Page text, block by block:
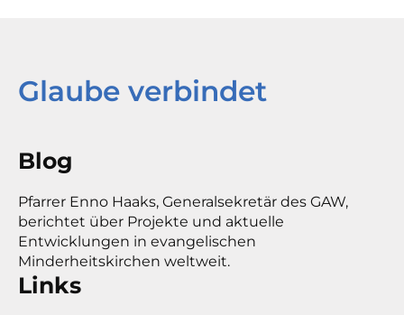
Glaube verbindet
Blog
Pfarrer Enno Haaks, Generalsekretär des GAW,
berichtet über Projekte und aktuelle
Entwicklungen in evangelischen
Minderheitskirchen weltweit.
Links